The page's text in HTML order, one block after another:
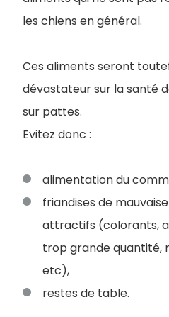
les chiens en général.
Ces aliments seront
dévastateur sur la santé
sur pattes.
Evitez donc :
alimentation du
friandises de
attractifs (colorants,
trop grande quantité,
etc),
restes de table.